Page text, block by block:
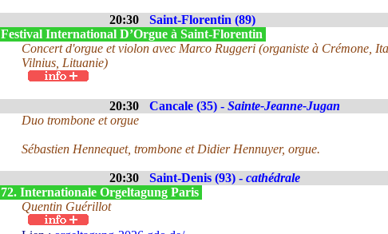
20:30 Saint-Florentin (89)
Festival International D’Orgue à Saint-Florentin
Concert d'orgue et violon avec Marco Ruggeri (organiste à Crémone,
Vilnius, Lituanie)
20:30 Cancale (35) - Sainte-Jeanne-Jugan
Duo trombone et orgue
Sébastien Hennequet, trombone et Didier Hennuyer, orgue.
20:30 Saint-Denis (93) - cathédrale
72. Internationale Orgeltagung Paris
Quentin Guérillot